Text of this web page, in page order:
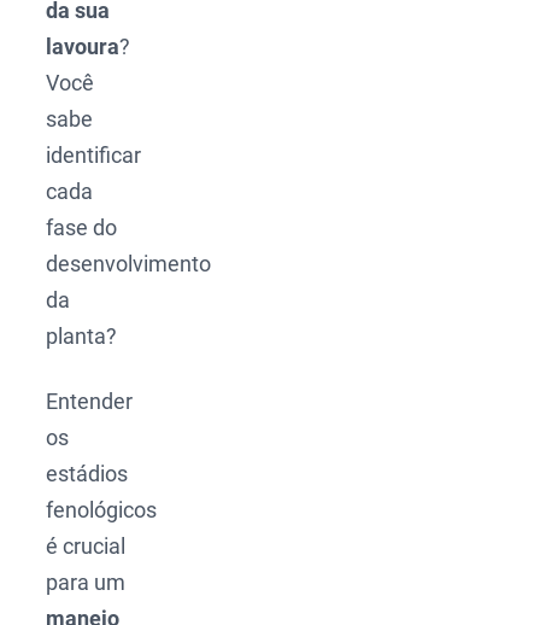
da sua
lavoura?
Você
sabe
identificar
cada
fase do
desenvolvimento
da
planta?
Entender
os
estádios
fenológicos
é crucial
para um
manejo